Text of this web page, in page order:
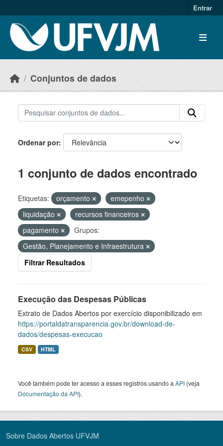
Entrar
Conjuntos de dados
Ordenar por
1 conjunto de dados encontrado
Etiquetas: orçamento
emepenho
liquidação
recursos financeiros
pagamento
Grupos:
Gestão, Planejamento e Infraestrutura
Filtrar Resultados
Execução das Despesas Públicas
Extrato de Dados Abertos por exercício disponibilizado em
https://portaldatransparencia.gov.br/download-de-
dados/despesas-execucao
CSV HTML
Você também pode ter acesso a esses registros usando a API (veja
Documentação da API).
Sobre Dados Abertos UFVJM